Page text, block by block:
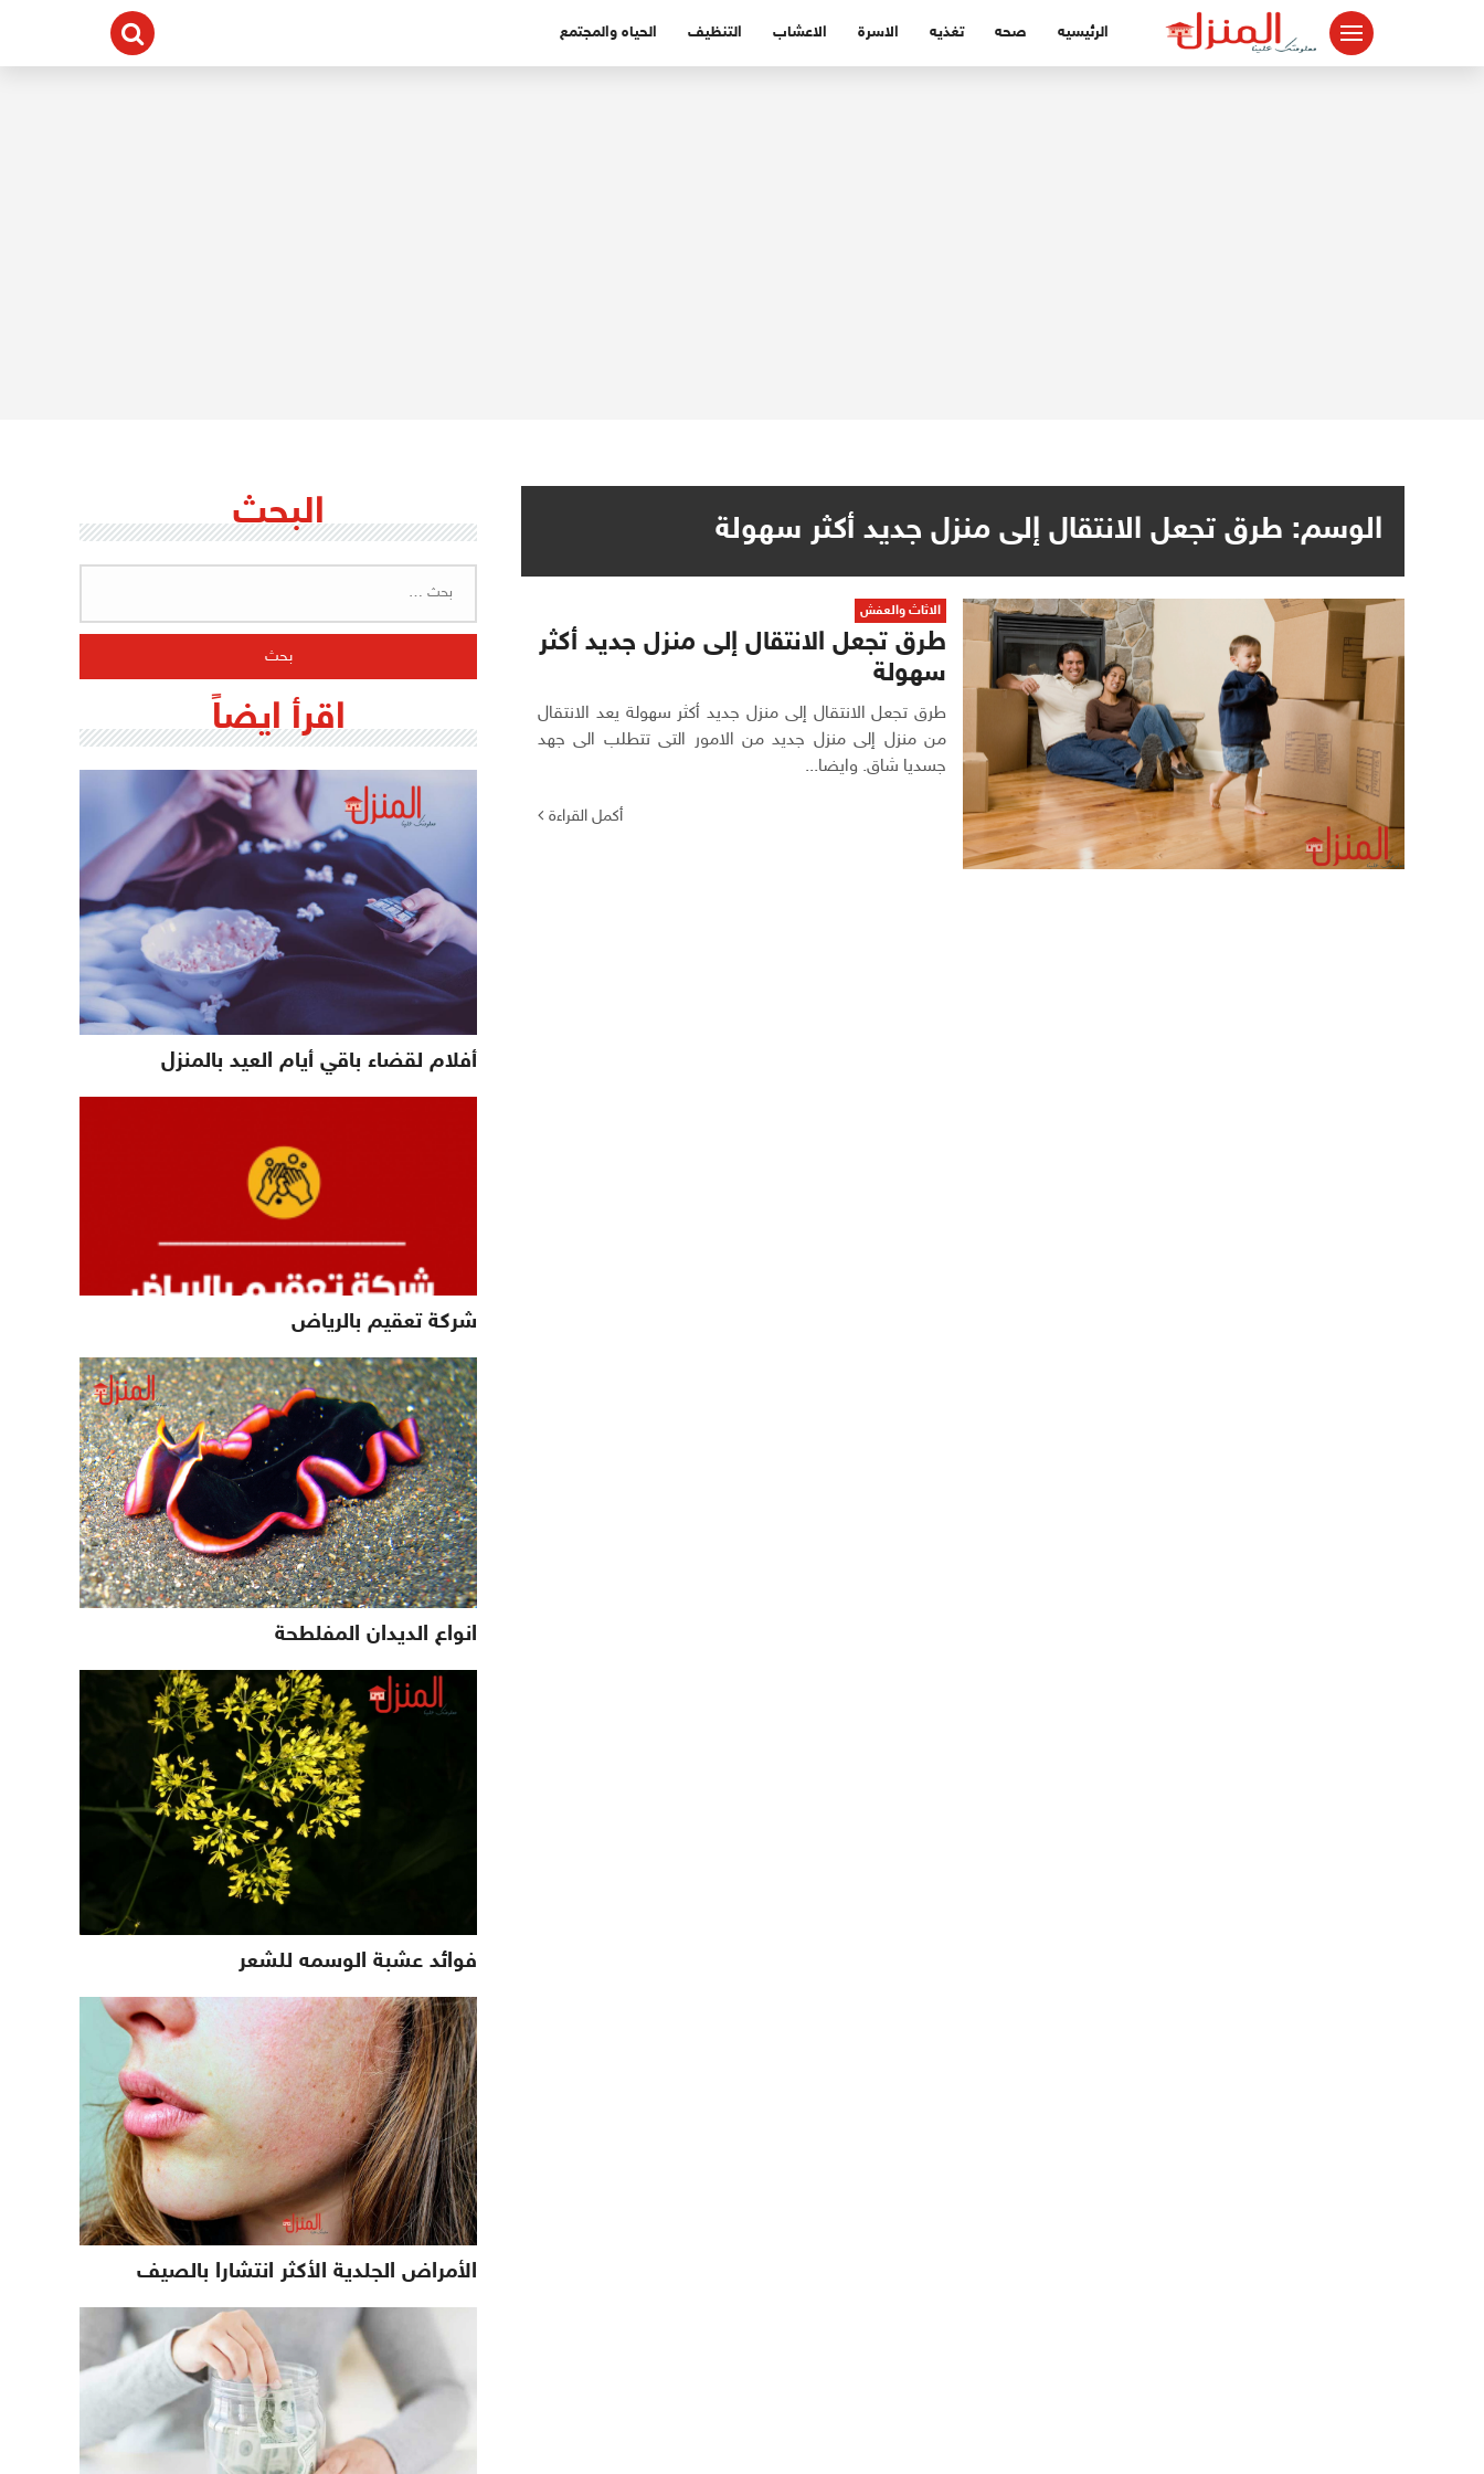
الرئيسيه صحه تغذيه الاسرة الاعشاب التنظيف الحياه والمجتمع
الوسم: طرق تجعل الانتقال إلى منزل جديد أكثر سهولة
الاثاث والعفش
طرق تجعل الانتقال إلى منزل جديد أكثر
سهولة
طرق تجعل الانتقال إلى منزل جديد أكثر سهولة يعد الانتقال
من منزل إلى منزل جديد من الامور التى تتطلب الى جهد
جسديا شاق. وايضا...
أكمل القراءة
البحث
اقرأ ايضاً
أفلام لقضاء باقي أيام العيد بالمنزل
شركة تعقيم بالرياض
انواع الديدان المفلطحة
فوائد عشبة الوسمه للشعر
الأمراض الجلدية الأكثر انتشارا بالصيف